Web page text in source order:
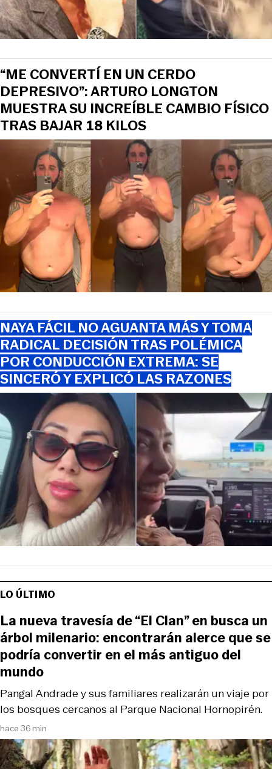
“ME CONVERTÍ EN UN CERDO
DEPRESIVO”: ARTURO LONGTON
MUESTRA SU INCREÍBLE CAMBIO FÍSICO
TRAS BAJAR 18 KILOS
NAYA FÁCIL NO AGUANTA MÁS Y TOMA
RADICAL DECISIÓN TRAS POLÉMICA
POR CONDUCCIÓN EXTREMA: SE
SINCERÓ Y EXPLICÓ LAS RAZONES
LO ÚLTIMO
hace 36 min
Pangal Andrade y sus familiares realizarán un viaje por
los bosques cercanos al Parque Nacional Hornopirén.
La nueva travesía de “El Clan” en busca un
árbol milenario: encontrarán alerce que se
podría convertir en el más antiguo del
mundo